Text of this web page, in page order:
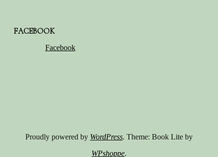
FACEBOOK
Facebook
Proudly powered by WordPress. Theme: Book Lite by
WPshoppe.